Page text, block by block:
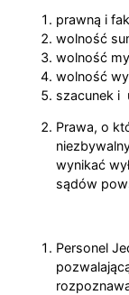
prawną i
wolność
wolność
wolność
szacunek i
Prawa, o
wynikać
sądów
Personel